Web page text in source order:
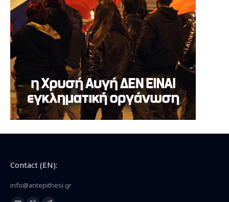
Contact (EN):
info@antepithesi.gr